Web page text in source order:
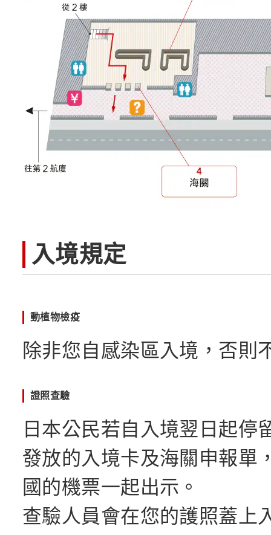
入境規定
動植物檢疫
除非您自感染區入境，否則
證照查驗
日本公民若自入境翌日起停
發放的入境卡及海關申報單
國的機票一起出示。
查驗人員會在您的護照蓋上